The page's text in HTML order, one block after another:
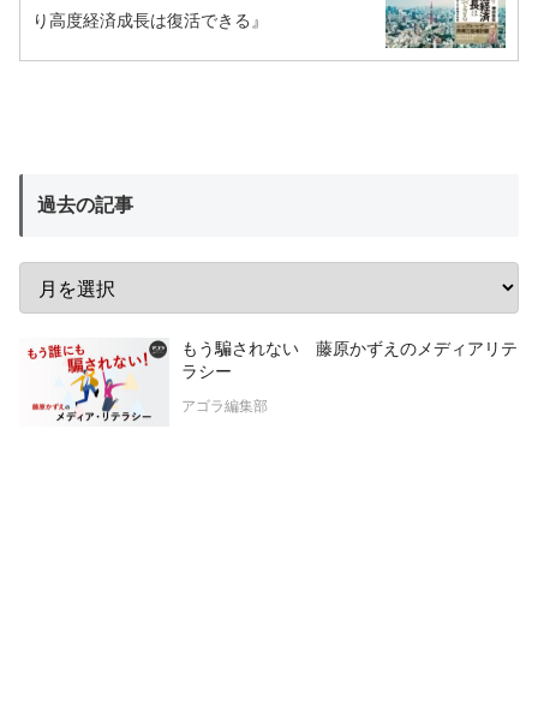
り高度経済成長は復活できる』
過去の記事
もう騙されない 藤原かずえのメディアリテ
ラシー
アゴラ編集部